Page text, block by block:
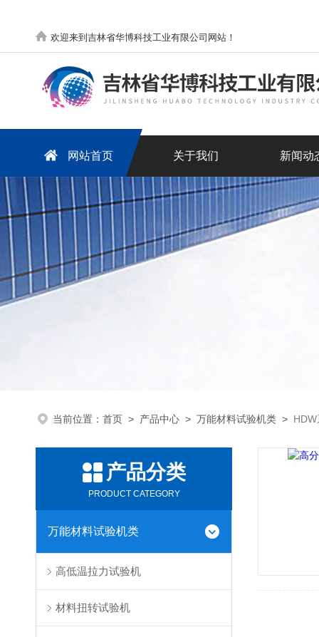
欢迎来到吉林省华博科技工业有限公司网站！
网站首页 关于我们 新闻动
当前位置： 首页 > 产品中心 > 万能材料试验机类 >
产品分类
PRODUCT CATEGORY
万能材料试验机类
高低温拉力试验机
材料扭转试验机